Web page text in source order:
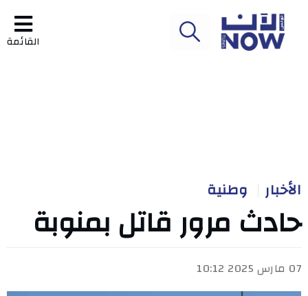
القائمة
الأخبار وطنية
حادث مرور قاتل بمنوبة
07 مارس 2025 10:12